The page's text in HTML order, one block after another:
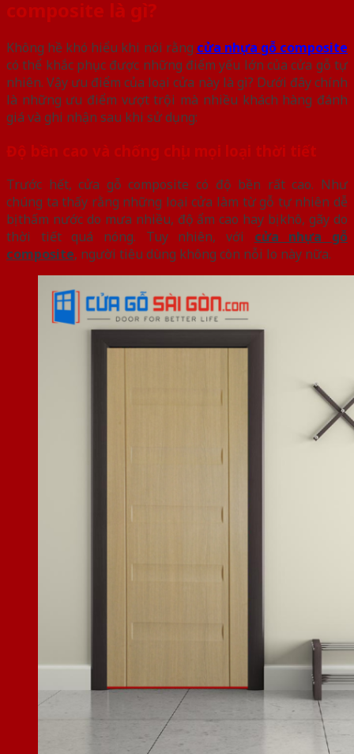
composite là gì?
Không hề khó hiểu khi nói rằng cửa nhựa gỗ composite
có thể khắc phục được những điểm yếu lớn của cửa gỗ tự
nhiên. Vậy ưu điểm của loại cửa này là gì? Dưới đây chính
là những ưu điểm vượt trội mà nhiều khách hàng đánh
giá và ghi nhận sau khi sử dụng:
Độ bền cao và chống chịu mọi loại thời tiết
Trước hết, cửa gỗ composite có độ bền rất cao. Như
chúng ta thấy rằng những loại cửa làm từ gỗ tự nhiên dễ
bị thấm nước do mưa nhiều, độ ẩm cao hay bị khô, gãy do
thời tiết quá nóng. Tuy nhiên, với cửa nhựa gỗ
composite, người tiêu dùng không còn nỗi lo này nữa.